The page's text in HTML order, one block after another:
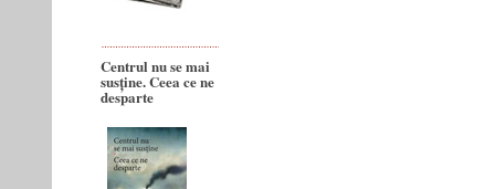
Centrul nu se mai
susține. Ceea ce ne
desparte